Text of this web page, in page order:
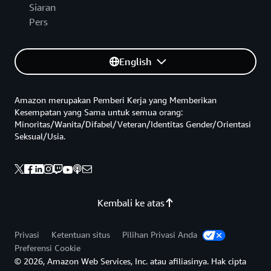
Siaran
Pers
English
Kembali ke atas
Amazon merupakan Pemberi Kerja yang Memberikan
Kesempatan yang Sama untuk semua orang:
Minoritas/Wanita/Difabel/Veteran/Identitas Gender/Orientasi
Seksual/Usia.
Privasi Ketentuan situs
Pilihan Privasi Anda
Preferensi Cookie
© 2026, Amazon Web Services, Inc. atau afiliasinya. Hak cipta